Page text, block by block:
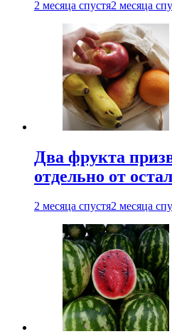
2 месяца спустя2 месяца
Два фрукта
отдельно от
2 месяца спустя2 месяца